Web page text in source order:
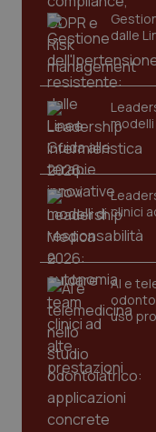
dalle
clinici
AI e
uso
Nome